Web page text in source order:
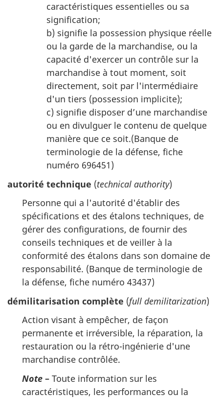
caractéristiques essentielles ou sa
signification;
b) signifie la possession physique réelle
ou la garde de la marchandise, ou la
capacité d'exercer un contrôle sur la
marchandise à tout moment, soit
directement, soit par l'intermédiaire
d'un tiers (possession implicite);
c) signifie disposer d’une marchandise
ou en divulguer le contenu de quelque
manière que ce soit.(Banque de
terminologie de la défense, fiche
numéro 696451)
autorité technique (technical authority)
Personne qui a l'autorité d'établir des
spécifications et des étalons techniques, de
gérer des configurations, de fournir des
conseils techniques et de veiller à la
conformité des étalons dans son domaine de
responsabilité. (Banque de terminologie de
la défense, fiche numéro 43437)
démilitarisation complète (full demilitarization)
Action visant à empêcher, de façon
permanente et irréversible, la réparation, la
restauration ou la rétro-ingénierie d'une
marchandise contrôlée.
Note – Toute information sur les
caractéristiques, les performances ou la